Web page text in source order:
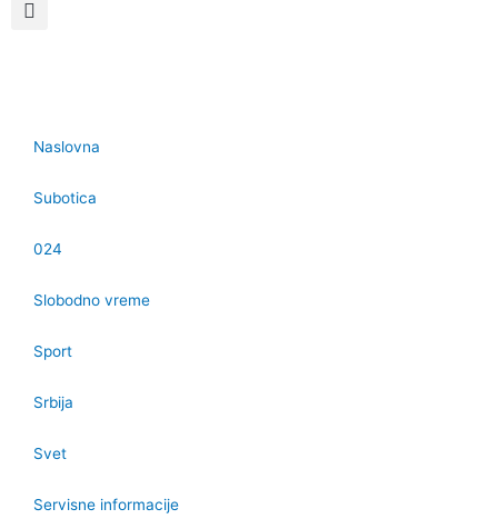
Naslovna
Subotica
024
Slobodno vreme
Sport
Srbija
Svet
Servisne informacije